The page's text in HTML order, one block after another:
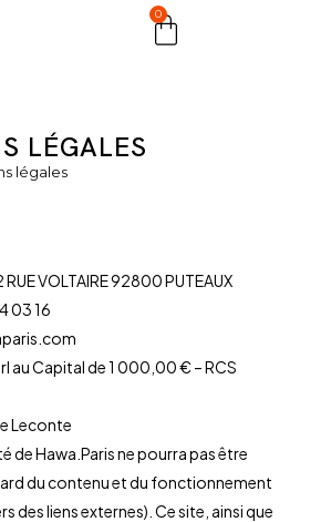
0
LÉGALES
légales
VOLTAIRE 92800 PUTEAUX
03 16
au Capital de 1 000,00 € – RCS
Leconte
de Hawa.Paris ne pourra pas être
du contenu et du fonctionnement
des liens externes). Ce site, ainsi que